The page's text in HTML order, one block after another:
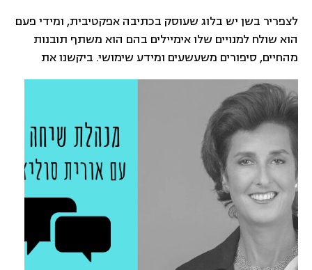
לצפריר בשן יש בלוג שעוסק בכתיבה אפקטיבית, ומידי פעם
הוא שולח למנויים שלו אימיילים בהם הוא משתף תובנות
מהחיים, סיפורים משעשעים ומידע שימושי. ביקשנו את
רשותו לחלוק עם קוראי SHIFT את מה שהיה לו לומר על
כתיבה בלשון זכר, נקבה או יוניסקס, כי אנחנו רואות שזה די
מאתגר כל העניין הזה של לדבר ג'נדר פרינדלי. תקראו, זה
מצחיק:)